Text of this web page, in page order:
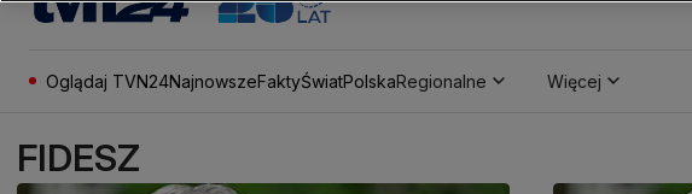
Oglądaj TVN24NajnowszeFaktyŚwiatPolskaRegionalne Więcej
FIDESZ